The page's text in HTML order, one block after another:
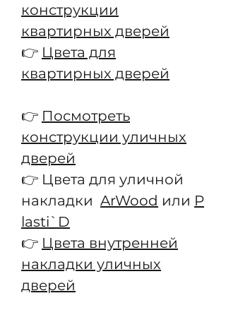
конструкции
квартирных дверей
👉 Цвета для
квартирных дверей
👉 Посмотреть
конструкции уличных
дверей
👉 Цвета для уличной
накладки ArWood или P
lasti`D
👉 Цвета внутренней
накладки уличных
дверей